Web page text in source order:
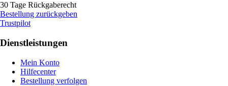
30 Tage Rückgaberecht
Bestellung zurückgeben
Trustpilot
Dienstleistungen
Mein Konto
Hilfecenter
Bestellung verfolgen